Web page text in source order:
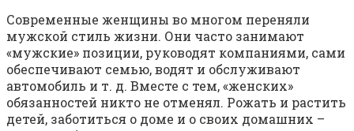
Современные женщины во многом переняли
мужской стиль жизни. Они часто занимают
«мужские» позиции, руководят компаниями, сами
обеспечивают семью, водят и обслуживают
автомобиль и т. д. Вместе с тем, «женских»
обязанностей никто не отменял. Рожать и растить
детей, заботиться о доме и о своих домашних –